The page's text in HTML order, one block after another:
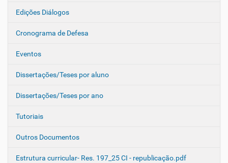
Edições Diálogos
Cronograma de Defesa
Eventos
Dissertações/Teses por aluno
Dissertações/Teses por ano
Tutoriais
Outros Documentos
Estrutura curricular- Res. 197_25 CI - republicação.pdf